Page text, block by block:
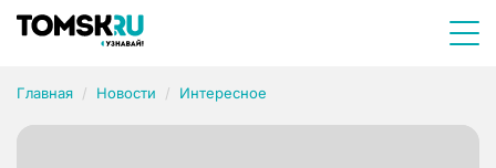
Главная Новости Интересное